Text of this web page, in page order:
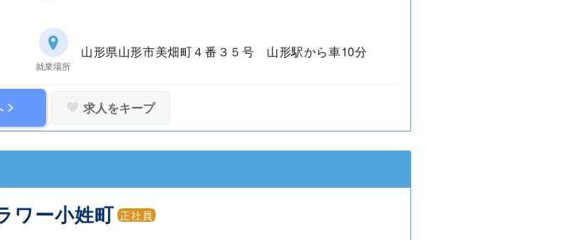
就業場所
山形県山形市美畑町４番３５号 山形駅から車10分
求人をキープ
ワー小姓町 正社員